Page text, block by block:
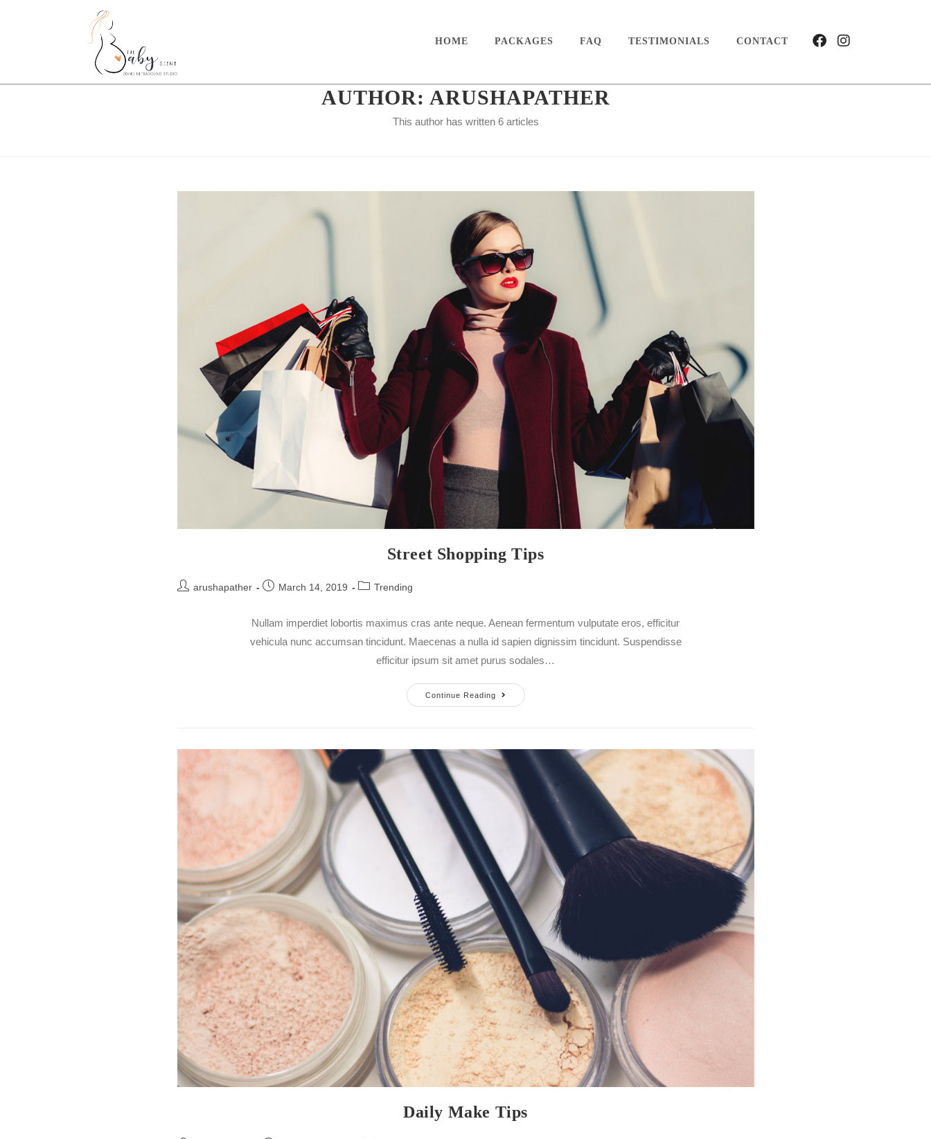
HOME PACKAGES FAQ TESTIMONIALS CONTACT
AUTHOR: ARUSHAPATHER
This author has written 6 articles
Street Shopping Tips
arushapather March 14, 2019 Trending
Nullam imperdiet lobortis maximus cras ante neque. Aenean fermentum vulputate eros, efficitur
vehicula nunc accumsan tincidunt. Maecenas a nulla id sapien dignissim tincidunt. Suspendisse
efficitur ipsum sit amet purus sodales…
Continue Reading
Daily Make Tips